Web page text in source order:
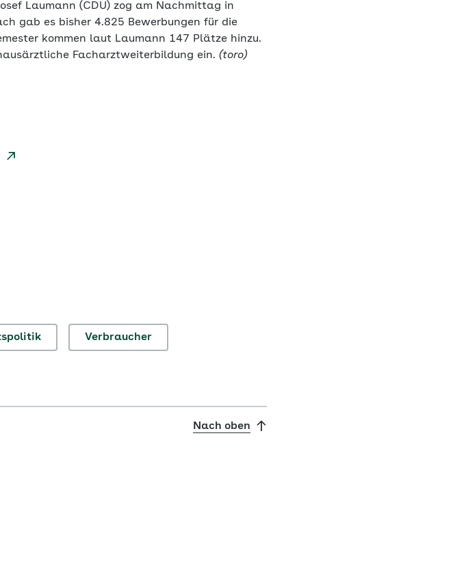
Laumann (CDU) zog am Nachmittag in
gab es bisher 4.825 Bewerbungen für die
kommen laut Laumann 147 Plätze hinzu.
Facharztweiterbildung ein. (toro)
Verbraucher
Nach oben